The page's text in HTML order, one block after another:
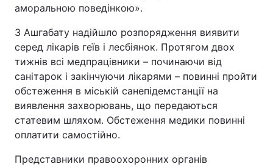
аморальною поведінкою».
З Ашгабату надійшло розпорядження виявити
серед лікарів геїв і лесбіянок. Протягом двох
тижнів всі медпрацівники – починаючи від
санітарок і закінчуючи лікарями – повинні пройти
обстеження в міській санепідемстанції на
виявлення захворювань, що передаються
статевим шляхом. Обстеження медики повинні
оплатити самостійно.
Представники правоохоронних органів